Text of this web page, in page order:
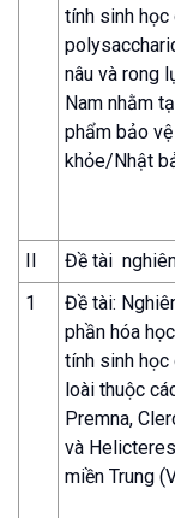
tính sinh học
nâu và rong
Nam nhằm
phẩm bảo
khỏe/Nhật
II
Đề tài
1
Đề tài:
phần hóa
tính sinh
loài thuộc
Premna,
và
miền Trung